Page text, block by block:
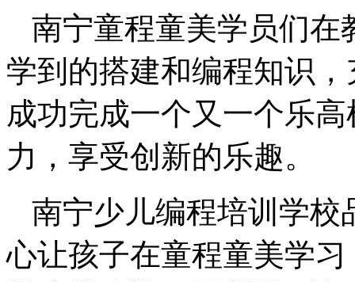
南宁童程童美学员们在
学到的搭建和编程知识
成功完成一个又一个乐
力，享受创新的乐趣。
南宁少儿编程培训学校
心让孩子在童程童美学